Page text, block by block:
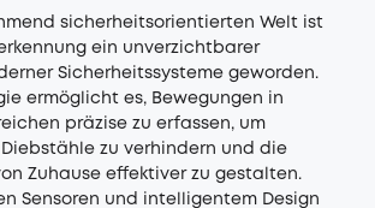
sicherheitsorientierten Welt ist
ein unverzichtbarer
Sicherheitssysteme geworden.
ermöglicht es, Bewegungen in
präzise zu erfassen, um
zu verhindern und die
Zuhause effektiver zu gestalten.
Sensoren und intelligentem Design